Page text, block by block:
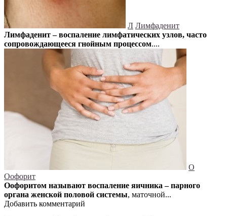
Л Лимфаденит
Лимфаденит – воспаление лимфатических узлов, часто
сопровождающееся гнойным процессом....
О
Оофорит
Оофоритом называют воспаление яичника – парного
органа женской половой системы, маточной...
Добавить комментарий